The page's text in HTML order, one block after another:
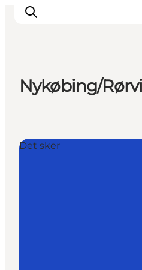
Oplevelser
Overnatning
Nykøbing/
Det sker